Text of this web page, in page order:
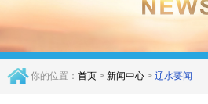
你的位置： 首页> 新闻中心> 辽水要闻